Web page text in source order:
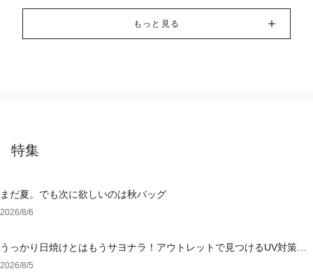
もっと見る
特集
まだ夏。でも次に欲しいのは秋バッグ
2026/8/6
うっかり日焼けとはもうサヨナラ！アウトレットで見つけるUV対策ウ
ェア
2026/8/5